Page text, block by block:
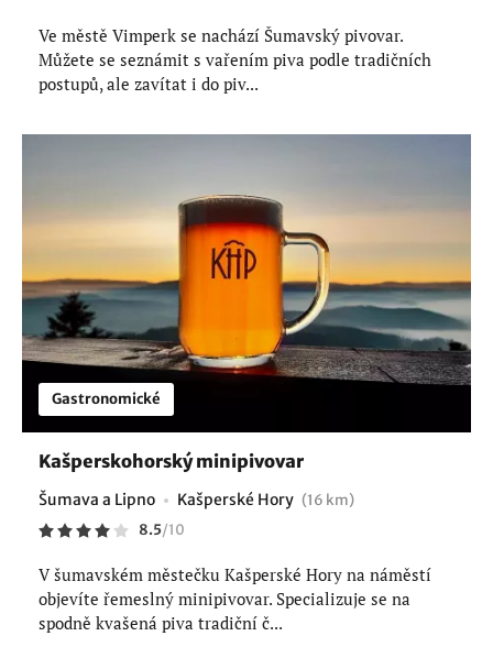
Ve městě Vimperk se nachází Šumavský pivovar.
Můžete se seznámit s vařením piva podle tradičních
postupů, ale zavítat i do piv...
Gastronomické
Kašperskohorský minipivovar
Šumava a Lipno Kašperské Hory (16 km)
8.5/10
V šumavském městečku Kašperské Hory na náměstí
objevíte řemeslný minipivovar. Specializuje se na
spodně kvašená piva tradiční č...